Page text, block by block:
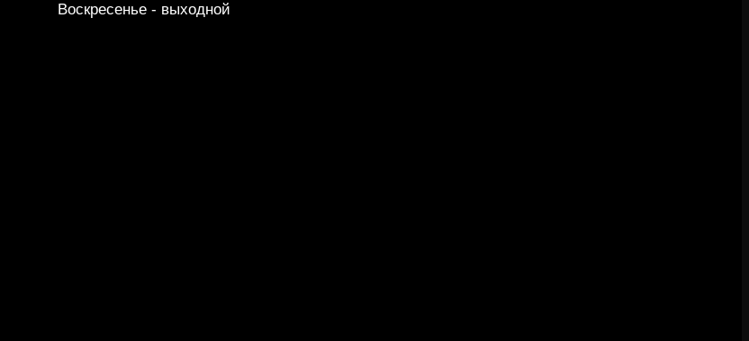
Воскресенье - выходной